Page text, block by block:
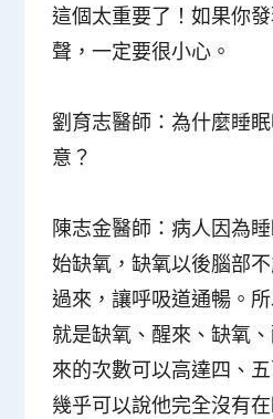
這個太重要了！如果你
聲，一定要很小心。
劉育志醫師 ：為什麼睡
意？
陳志金醫師 ：病人因為
始缺氧，缺氧以後腦部
過來，讓呼吸道通暢。
就是缺氧、醒來、缺氧
來的次數可以高達四、
幾乎可以說他完全沒有